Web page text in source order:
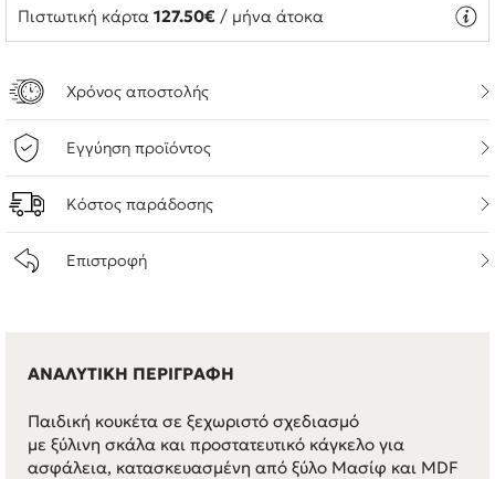
Πιστωτική κάρτα 127.50€ / μήνα άτοκα
Χρόνος αποστολής
Εγγύηση προϊόντος
Κόστος παράδοσης
Επιστροφή
ΑΝΑΛΥΤΙΚΗ ΠΕΡΙΓΡΑΦΗ
Παιδική κουκέτα σε ξεχωριστό σχεδιασμό
με ξύλινη σκάλα και προστατευτικό κάγκελο για
ασφάλεια, κατασκευασμένη από ξύλο Μασίφ και MDF